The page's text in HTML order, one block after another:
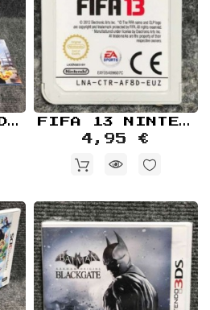
LEGO CITY UNDERCOVER THE CHASE BEGINS NINTENDO 3DS FIFA 13 NINTENDO 3DS
4,95 €